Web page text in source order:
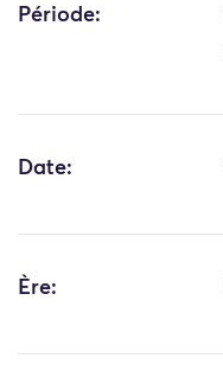
Période:
Date:
Ère: